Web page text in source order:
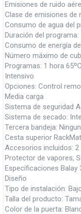
Emisiones de ruido
Clase de emisiones de
Consumo de agua del
Duración del programa:
Consumo de energía
Número máximo de
Programas: 1 hora
Intensivo
Opciones: Control
Media carga
Sistema de seguridad
Sistema de secado:
Tercera bandeja:
Cesta superior
Accesorios incluidos:
Protector de vapores,
Especificaciones Balay
Diseño
Tipo de instalación:
Talla del producto:
Color de la puerta: